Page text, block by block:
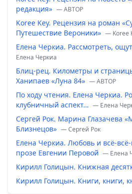
редакция» — ABTOP
Koree Key. Рецензия на роман
Путешествие Вероники» — Koree
Елена Черкиа. Рассмотреть,
Елена Черкиа
Блиц-рец. Километры и
Ханипаев «Луна 84» — ABTOP
По ходу чтения. Елена Черкиа.
клубничный аспект… — Елена
Сергей Рок. Марина Глазачева
Близнецов» — Сергей Рок
Елена Черкиа. Любовь и всё-
прозе Евгении Перовой — Елена
Кирилл Голицын. Книжная
Кирилл Голицын. Книги, книги,